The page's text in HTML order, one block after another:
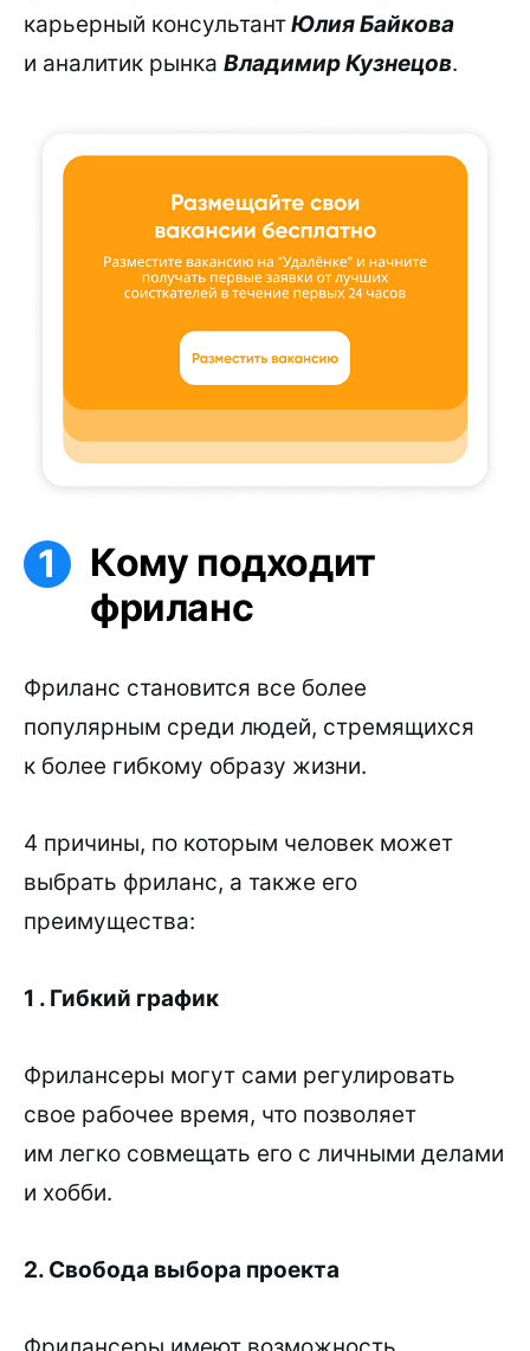
карьерный консультантЮлия Байкова
и аналитик рынка Владимир Кузнецов.
Кому подходит
фриланс
Фриланс становится все более
популярным среди людей, стремящихся
к более гибкому образу жизни.
4 причины, по которым человек может
выбрать фриланс, а также его
преимущества:
1 . Гибкий график
Фрилансеры могут сами регулировать
свое рабочее время, что позволяет
им легко совмещать его с личными делами
и хобби.
2. Свобода выбора проекта